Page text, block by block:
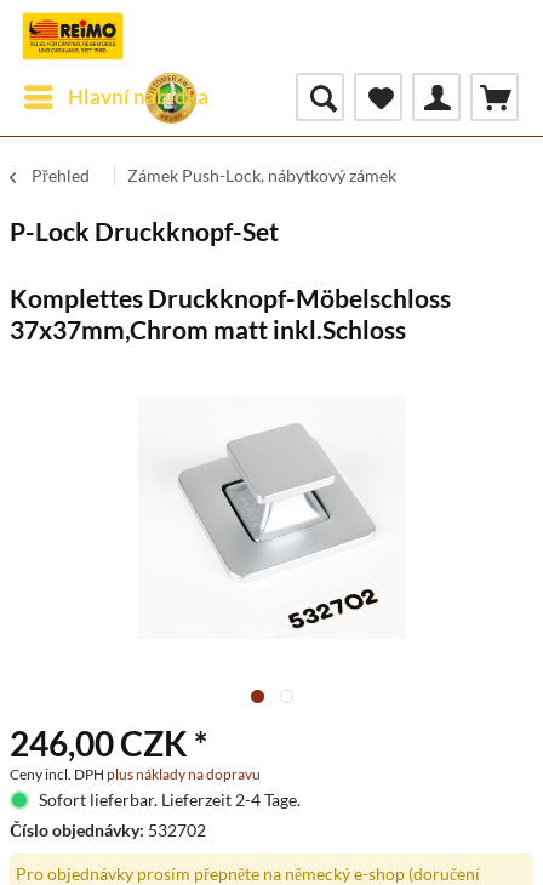
Hlavní nabídka
Přehled Zámek Push-Lock, nábytkový zámek
P-Lock Druckknopf-Set
Komplettes Druckknopf-Möbelschloss
37x37mm,Chrom matt inkl.Schloss
246,00 CZK *
Ceny incl. DPH plus náklady na dopravu
Sofort lieferbar. Lieferzeit 2-4 Tage.
Číslo objednávky: 532702
Pro objednávky prosím přepněte na německý e-shop (doručení